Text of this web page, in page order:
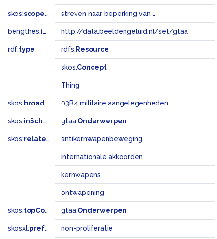
skos:scopeNote streven naar beperking van het aantal kernmogendheden
bengthes:inSet http://data.beeldengeluid.nl/set/gtaa
rdf:type rdfs: Resource
skos:Concept
Thing
skos: broadMatch 03B4 militaire aangelegenheden
skos:inScheme gtaa:Onderwerpen
skos:related antikernwapenbeweging
internationale akkoorden
kernwapens
ontwapening
skos:topConceptOf gtaa:Onderwerpen
skosxl:prefLabel non-proliferatie